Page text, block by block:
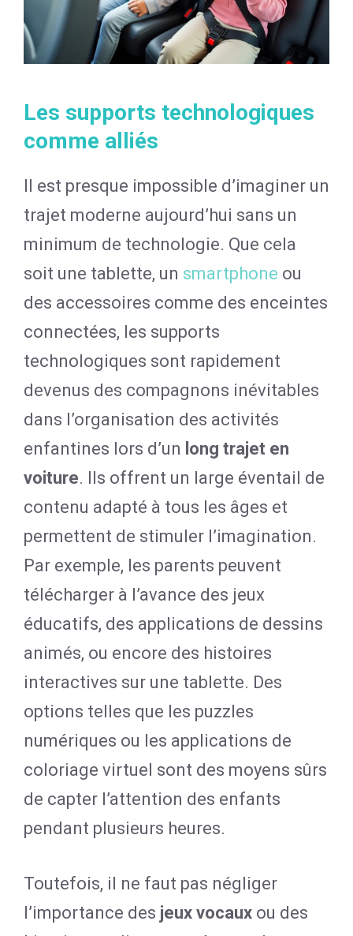
Les supports technologiques
comme alliés
Il est presque impossible d’imaginer un
trajet moderne aujourd’hui sans un
minimum de technologie. Que cela
soit une tablette, un smartphone ou
des accessoires comme des enceintes
connectées, les supports
technologiques sont rapidement
devenus des compagnons inévitables
dans l’organisation des activités
enfantines lors d’un long trajet en
voiture. Ils offrent un large éventail de
contenu adapté à tous les âges et
permettent de stimuler l’imagination.
Par exemple, les parents peuvent
télécharger à l’avance des jeux
éducatifs, des applications de dessins
animés, ou encore des histoires
interactives sur une tablette. Des
options telles que les puzzles
numériques ou les applications de
coloriage virtuel sont des moyens sûrs
de capter l’attention des enfants
pendant plusieurs heures.
Toutefois, il ne faut pas négliger
l’importance des jeux vocaux ou des